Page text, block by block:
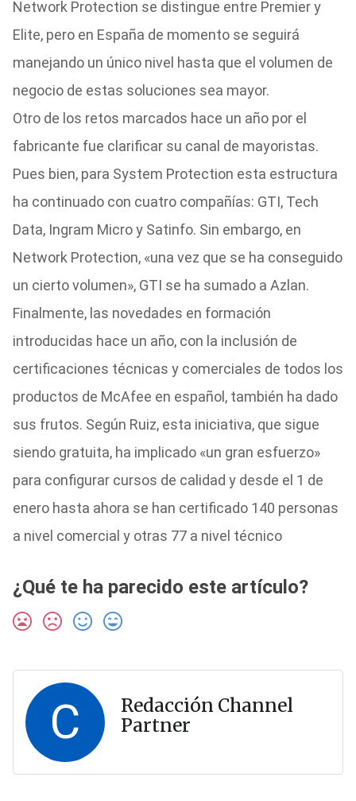
Network Protection se distingue entre Premier y
Elite, pero en España de momento se seguirá
manejando un único nivel hasta que el volumen de
negocio de estas soluciones sea mayor.
Otro de los retos marcados hace un año por el
fabricante fue clarificar su canal de mayoristas.
Pues bien, para System Protection esta estructura
ha continuado con cuatro compañías: GTI, Tech
Data, Ingram Micro y Satinfo. Sin embargo, en
Network Protection, «una vez que se ha conseguido
un cierto volumen», GTI se ha sumado a Azlan.
Finalmente, las novedades en formación
introducidas hace un año, con la inclusión de
certificaciones técnicas y comerciales de todos los
productos de McAfee en español, también ha dado
sus frutos. Según Ruiz, esta iniciativa, que sigue
siendo gratuita, ha implicado «un gran esfuerzo»
para configurar cursos de calidad y desde el 1 de
enero hasta ahora se han certificado 140 personas
a nivel comercial y otras 77 a nivel técnico
¿Qué te ha parecido este artículo?
C
Redacción Channel
Partner